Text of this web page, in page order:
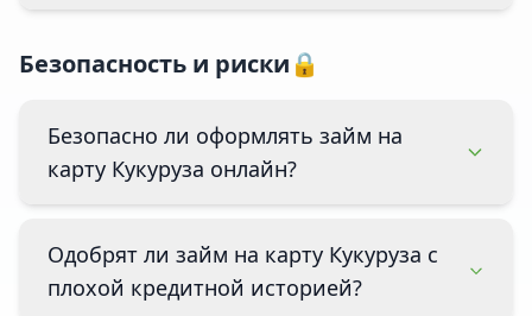
Безопасность и риски🔒
Безопасно ли оформлять займ на
карту Кукуруза онлайн?
Одобрят ли займ на карту Кукуруза с
плохой кредитной историей?